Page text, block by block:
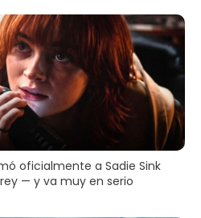
oficialmente a Sadie Sink
— y va muy en serio